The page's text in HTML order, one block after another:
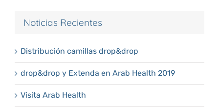
Noticias Recientes
Distribución camillas drop&drop
drop&drop y Extenda en Arab Health 2019
Visita Arab Health